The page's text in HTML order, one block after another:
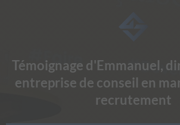
Témoignage d'Emmanuel,
entreprise de conseil en
recrutement